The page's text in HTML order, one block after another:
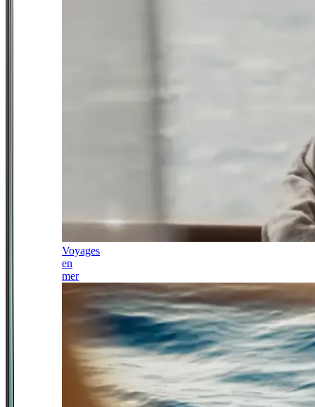
Voyages
en
mer